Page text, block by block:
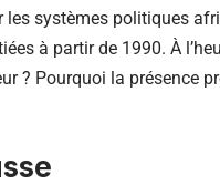
systèmes politiques
à partir de 1990. À
? Pourquoi la présence